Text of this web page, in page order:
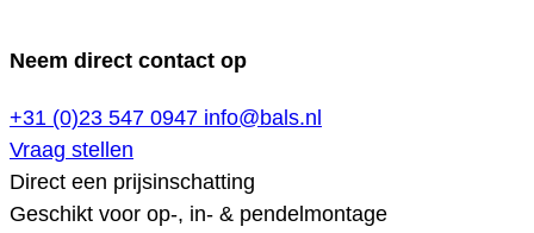
Neem direct contact op
+31 (0)23 547 0947 info@bals.nl
Vraag stellen
Direct een prijsinschatting
Geschikt voor op-, in- & pendelmontage